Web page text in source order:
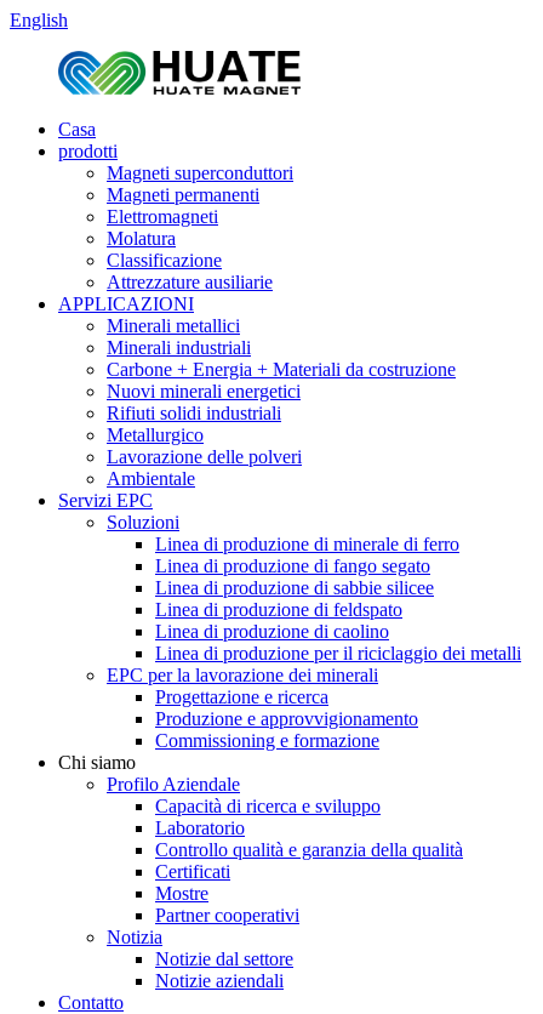
English
Casa
prodotti
Magneti superconduttori
Magneti permanenti
Elettromagneti
Molatura
Classificazione
Attrezzature ausiliarie
APPLICAZIONI
Minerali metallici
Minerali industriali
Carbone + Energia + Materiali da costruzione
Nuovi minerali energetici
Rifiuti solidi industriali
Metallurgico
Lavorazione delle polveri
Ambientale
Servizi EPC
Soluzioni
Linea di produzione di minerale di ferro
Linea di produzione di fango segato
Linea di produzione di sabbie silicee
Linea di produzione di feldspato
Linea di produzione di caolino
Linea di produzione per il riciclaggio dei metalli
EPC per la lavorazione dei minerali
Progettazione e ricerca
Produzione e approvvigionamento
Commissioning e formazione
Chi siamo
Profilo Aziendale
Capacità di ricerca e sviluppo
Laboratorio
Controllo qualità e garanzia della qualità
Certificati
Mostre
Partner cooperativi
Notizia
Notizie dal settore
Notizie aziendali
Contatto